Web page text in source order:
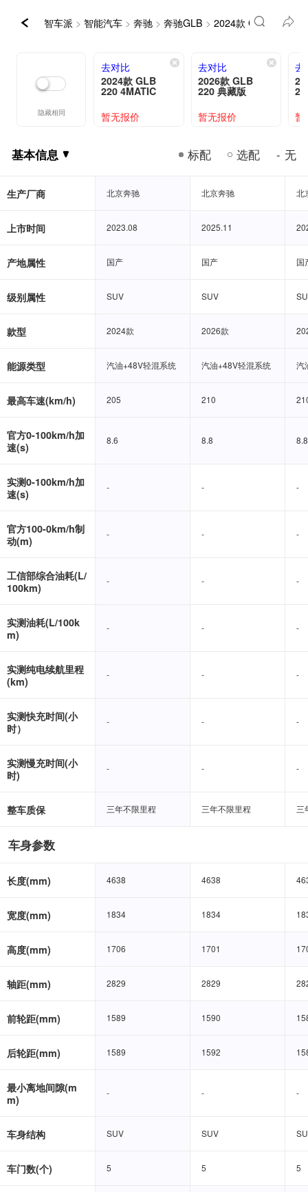
智车派 >智能汽车 >奔驰 >奔驰GLB >2024款 GLB 220
隐藏相同
去对比
2024款 GLB
220 4MATIC
暂无报价
去对比
2026款 GLB
220 典藏版
暂无报价
去
暂
基本信息 - 无
选配
标配
基本信息
生产厂商 北京奔驰 北京奔驰 北
上市时间 2023.08 2025.11
产地属性 国产 国产 国
级别属性 SUV SUV
款型 2024款 2026款
能源类型 汽油+48V轻混系统 汽油+48V轻混系统 汽
最高车速(km/h) 205 210
官方0-100km/h加
速(s)
8.6 8.8 8.8
实测0-100km/h加
速(s)
- - -
官方100-0km/h制
动(m)
- - -
工信部综合油耗(L/
100km)
- - -
实测油耗(L/100k
m)
- - -
实测纯电续航里程
(km)
- - -
实测快充时间(小
时）
- - -
实测慢充时间(小
时)
- - -
整车质保 三年不限里程 三年不限里程 三
车身参数
长度(mm) 4638 4638
宽度(mm) 1834 1834
高度(mm) 1706 1701
轴距(mm) 2829 2829
前轮距(mm) 1589 1590
后轮距(mm) 1589 1592
最小离地间隙(m
m)
- - -
车身结构 SUV SUV
车门数(个) 5 5 5
北京奔驰 北京奔驰 北
2023.08 2025.11
国产 国产 国
SUV SUV
2024款 2026款
汽油+48V轻混系统 汽油+48V轻混系统 汽
205 210
8.6 8.8 8.8
- - -
- - -
- - -
- - -
- - -
- - -
- - -
三年不限里程 三年不限里程 三
4638 4638
1834 1834
1706 1701
2829 2829
1589 1590
1589 1592
- - -
SUV SUV
5 5 5